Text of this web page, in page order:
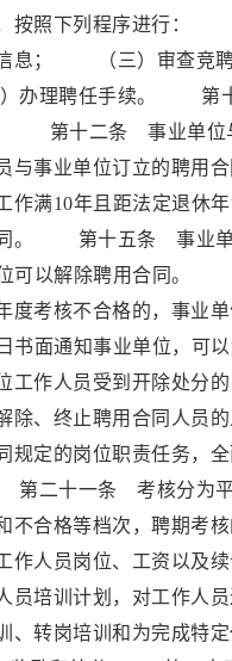
，按照下列程序进行
信息； （三）审查
理聘任手续。 第十
二条 事业单位与
与事业单位订立的聘
作满10年且距法定退休
。 第十五条 事业单
可以解除聘用合同。
度考核不合格的，事
书面通知事业单位，可
作人员受到开除处分
解除、终止聘用合
规定的岗位职责任务，
二十一条 考核分为
不合格等档次，聘期
作人员岗位、工资以
员培训计划，对工作
、转岗培训和为完成